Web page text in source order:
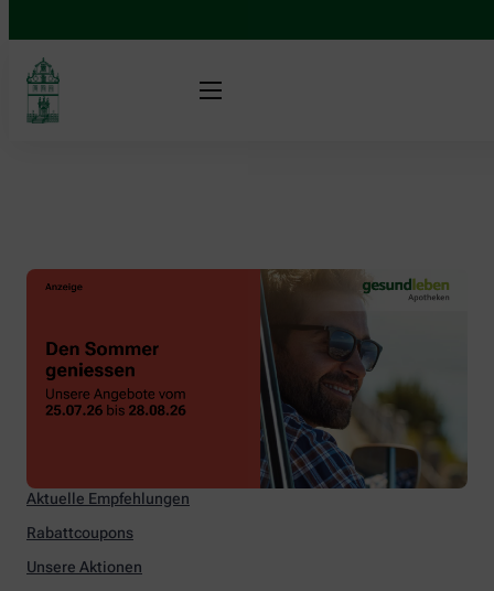
Aktuelle Empfehlungen
Rabattcoupons
Unsere Aktionen